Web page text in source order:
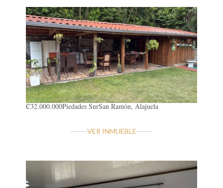
₡32.000.000Piedades SurSan Ramón, Alajuela
VER INMUEBLE